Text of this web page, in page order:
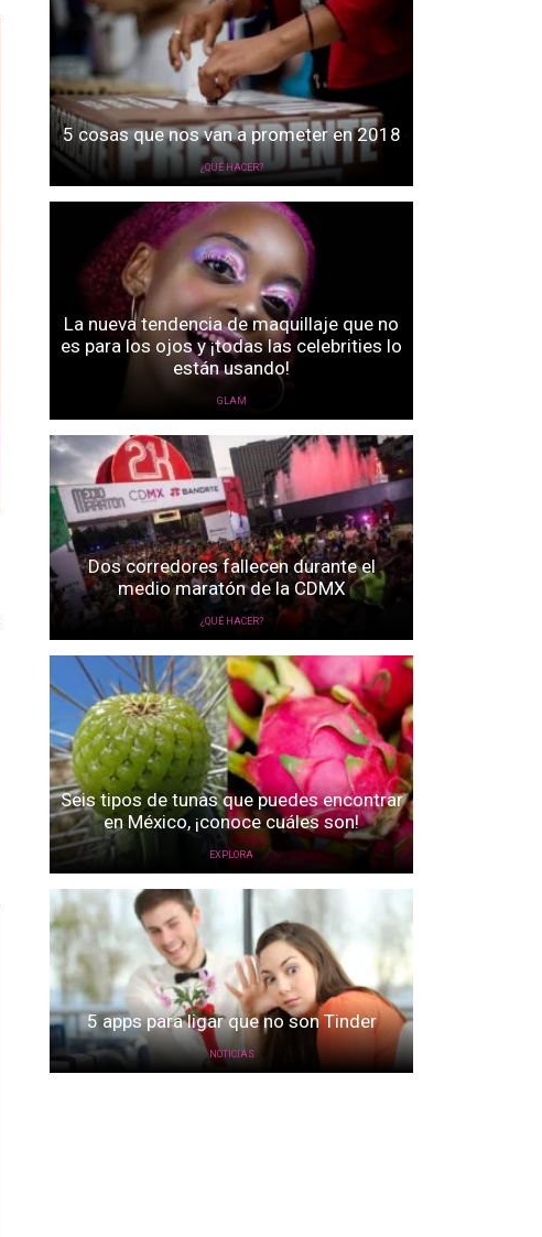
5 cosas que nos van a prometer en 2018
¿QUÉ HACER?
La nueva tendencia de maquillaje que no
es para los ojos y ¡todas las celebrities lo
están usando!
GLAM
Dos corredores fallecen durante el
medio maratón de la CDMX
¿QUÉ HACER?
Seis tipos de tunas que puedes encontrar
en México, ¡conoce cuáles son!
EXPLORA
5 apps para ligar que no son Tinder
NOTICIAS